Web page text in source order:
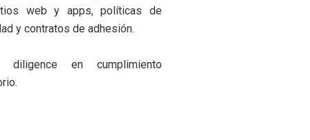
web y apps, políticas de
y contratos de adhesión.
diligence en cumplimiento